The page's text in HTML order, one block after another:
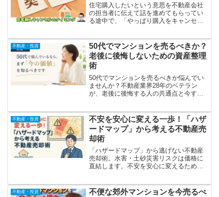
住宅購入したいという意思を不動産会社
の担当者に伝えて話を進めてもらってい
る途中で、「やっぱり購入をキャンセル
疑問についてお話します。これから家を
探す人は読んでおいてください。
不動産・投資
50代でマンションを売るべきか？
老後に後悔しないための資産整理
術
50代でマンションを売るべきか悩んでい
ませんか？不動産業界28年のベテラン
が、老後に後悔する人の共通点と今すぐ
い。
不動産・投資
不安を安心に変える一歩！「ハザ
ードマップ」から考える不動産売
却術
「ハザードマップ」から逃げない不動産
売却術。水害・土砂災害リスクは価格に
直結します。不安を安心に変えるための
チェック！
不動産・投資
不便な郊外マンションを今売るべ